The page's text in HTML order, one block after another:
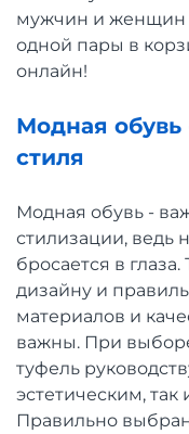
мужчин и женщин
одной пары в
онлайн!
Модная
стиля
Модная обувь -
стилизации, ведь
бросается в
дизайну и
материалов и
важны. При
туфель
эстетическим,
Правильно